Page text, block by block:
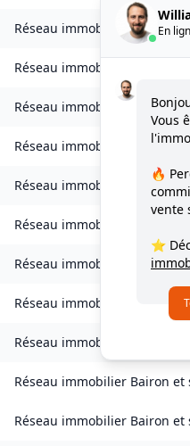
Réseau immobilierBelval-
Réseau immobilier
Réseau immobilier Bogny-
Réseau immobilier Brévilly(
Réseau immobilier Bulson(
Réseau immobilier
Réseau immobilier
Réseau immobilier Chardeny
Réseau immobilier
Réseau immobilier Bairon et
Réseau immobilier Bairon et
En
Vous
🔥
vente
⭐